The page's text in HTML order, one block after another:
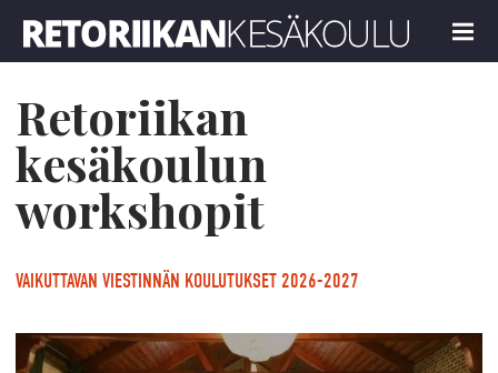
MENU
VAIKUTTAVAN VIESTINNÄN KOULUTUKSET 2026-2027
Retoriikan
kesäkoulun
workshopit